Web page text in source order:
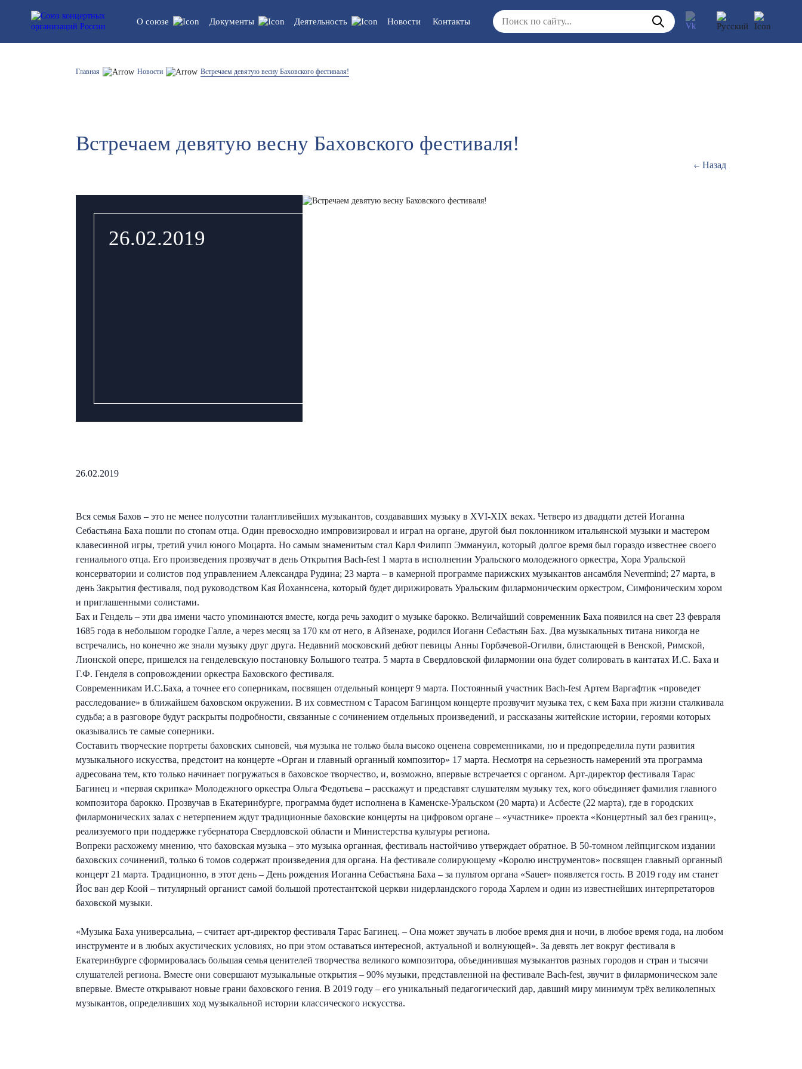
О союзе
Устав союза
Список участников
Документы
Правовые документы/
Деятельность
Вакансии
Новости Контакты
Главная Новости Встречаем девятую весну Баховского фестиваля!
Встречаем девятую весну Баховского фестиваля!
Назад
26.02.2019
26.02.2019
Вся семья Бахов – это не менее полусотни талантливейших музыкантов, создававших музыку в XVI-XIX веках. Четверо из двадцати детей Иоганна
Себастьяна Баха пошли по стопам отца. Один превосходно импровизировал и играл на органе, другой был поклонником итальянской музыки и мастером
клавесинной игры, третий учил юного Моцарта. Но самым знаменитым стал Карл Филипп Эммануил, который долгое время был гораздо известнее своего
гениального отца. Его произведения прозвучат в день Открытия Bach-fest 1 марта в исполнении Уральского молодежного оркестра, Хора Уральской
консерватории и солистов под управлением Александра Рудина; 23 марта – в камерной программе парижских музыкантов ансамбля Nevermind; 27 марта, в
день Закрытия фестиваля, под руководством Кая Йоханнсена, который будет дирижировать Уральским филармоническим оркестром, Симфоническим хором
и приглашенными солистами.
Бах и Гендель – эти два имени часто упоминаются вместе, когда речь заходит о музыке барокко. Величайший современник Баха появился на свет 23 февраля
1685 года в небольшом городке Галле, а через месяц за 170 км от него, в Айзенахе, родился Иоганн Себастьян Бах. Два музыкальных титана никогда не
встречались, но конечно же знали музыку друг друга. Недавний московский дебют певицы Анны Горбачевой-Огилви, блистающей в Венской, Римской,
Лионской опере, пришелся на генделевскую постановку Большого театра. 5 марта в Свердловской филармонии она будет солировать в кантатах И.С. Баха и
Г.Ф. Генделя в сопровождении оркестра Баховского фестиваля.
Современникам И.С.Баха, а точнее его соперникам, посвящен отдельный концерт 9 марта. Постоянный участник Bach-fest Артем Варгафтик «проведет
расследование» в ближайшем баховском окружении. В их совместном с Тарасом Багинцом концерте прозвучит музыка тех, с кем Баха при жизни сталкивала
судьба; а в разговоре будут раскрыты подробности, связанные с сочинением отдельных произведений, и рассказаны житейские истории, героями которых
оказывались те самые соперники.
Составить творческие портреты баховских сыновей, чья музыка не только была высоко оценена современниками, но и предопределила пути развития
музыкального искусства, предстоит на концерте «Орган и главный органный композитор» 17 марта. Несмотря на серьезность намерений эта программа
адресована тем, кто только начинает погружаться в баховское творчество, и, возможно, впервые встречается с органом. Арт-директор фестиваля Тарас
Багинец и «первая скрипка» Молодежного оркестра Ольга Федотьева – расскажут и представят слушателям музыку тех, кого объединяет фамилия главного
композитора барокко. Прозвучав в Екатеринбурге, программа будет исполнена в Каменске-Уральском (20 марта) и Асбесте (22 марта), где в городских
филармонических залах с нетерпением ждут традиционные баховские концерты на цифровом органе – «участнике» проекта «Концертный зал без границ»,
реализуемого при поддержке губернатора Свердловской области и Министерства культуры региона.
Вопреки расхожему мнению, что баховская музыка – это музыка органная, фестиваль настойчиво утверждает обратное. В 50-томном лейпцигском издании
баховских сочинений, только 6 томов содержат произведения для органа. На фестивале солирующему «Королю инструментов» посвящен главный органный
концерт 21 марта. Традиционно, в этот день – День рождения Иоганна Себастьяна Баха – за пультом органа «Sauer» появляется гость. В 2019 году им станет
Йос ван дер Коой – титулярный органист самой большой протестантской церкви нидерландского города Харлем и один из известнейших интерпретаторов
баховской музыки.
«Музыка Баха универсальна, – считает арт-директор фестиваля Тарас Багинец. – Она может звучать в любое время дня и ночи, в любое время года, на любом
инструменте и в любых акустических условиях, но при этом оставаться интересной, актуальной и волнующей». За девять лет вокруг фестиваля в
Екатеринбурге сформировалась большая семья ценителей творчества великого композитора, объединившая музыкантов разных городов и стран и тысячи
слушателей региона. Вместе они совершают музыкальные открытия – 90% музыки, представленной на фестивале Bach-fest, звучит в филармоническом зале
впервые. Вместе открывают новые грани баховского гения. В 2019 году – его уникальный педагогический дар, давший миру минимум трёх великолепных
музыкантов, определивших ход музыкальной истории классического искусства.